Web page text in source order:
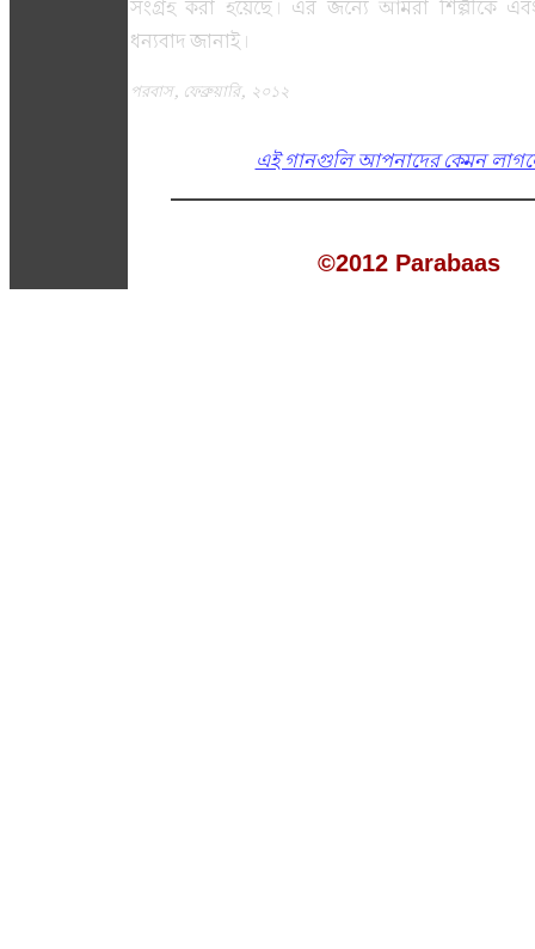
সংগ্রহ করা হয়েছে। এর জন্যে আমরা শিল্পীকে
ধন্যবাদ জানাই।
পরবাস, ফেব্রুয়ারি, ২০১২
এই গানগুলি আপনাদের কেমন
©2012 Parabaas